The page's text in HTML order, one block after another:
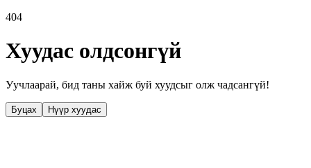
404
Хуудас олдсонгүй
Уучлаарай, бид таны хайж буй хуудсыг олж чадсангүй!
Буцах Нүүр хуудас